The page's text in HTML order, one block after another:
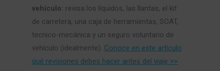
vehículo: revisa los líquidos, las llantas, el kit
de carretera, una caja de herramientas, SOAT,
tecnico-mecánica y un seguro voluntario de
vehículo (idealmente). Conoce en este artículo
qué revisiones debes hacer antes del viaje >>